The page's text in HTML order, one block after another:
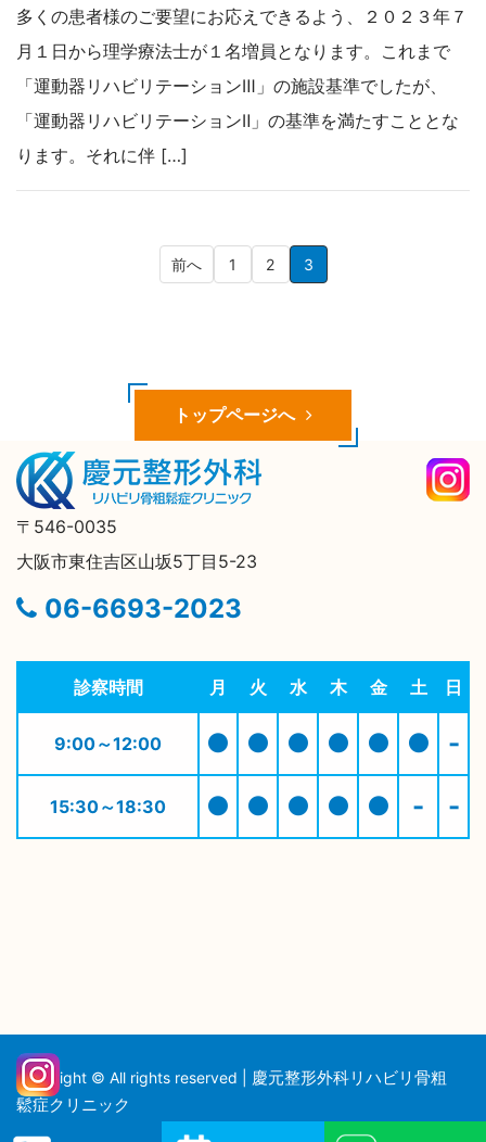
多くの患者様のご要望にお応えできるよう、２０２３年７
月１日から理学療法士が１名増員となります。これまで
「運動器リハビリテーションⅢ」の施設基準でしたが、
「運動器リハビリテーションⅡ」の基準を満たすこととな
ります。それに伴 […]
前へ 1 2 3
トップページへ
〒546-0035
大阪市東住吉区山坂5丁目5-23
06-6693-2023
診察時間 月 火 水 木 金 土 日
9:00～12:00 ● ● ● ● ● ● -
15:30～18:30 ● ● ● ● ● - -
Copyright © All rights reserved | 慶元整形外科リハビリ骨粗
鬆症クリニック